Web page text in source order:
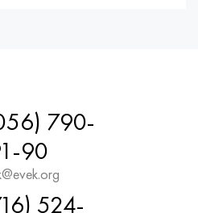
790-
90
524-